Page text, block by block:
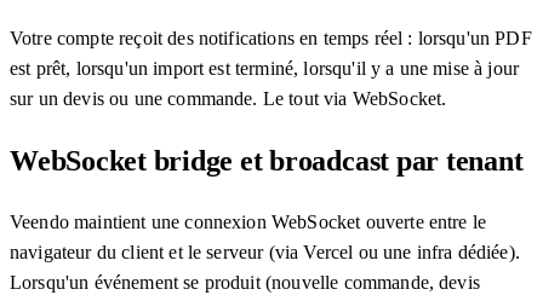
Votre compte reçoit des notifications en temps réel : lorsqu'un PDF
est prêt, lorsqu'un import est terminé, lorsqu'il y a une mise à jour
sur un devis ou une commande. Le tout via WebSocket.
WebSocket bridge et broadcast par tenant
Veendo maintient une connexion WebSocket ouverte entre le
navigateur du client et le serveur (via Vercel ou une infra dédiée).
Lorsqu'un événement se produit (nouvelle commande, devis